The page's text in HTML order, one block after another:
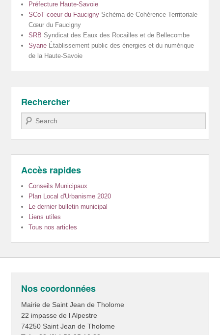
Préfecture Haute-Savoie
SCoT coeur du Faucigny Schéma de Cohérence Territoriale
Cœur du Faucigny
SRB Syndicat des Eaux des Rocailles et de Bellecombe
Syane Établissement public des énergies et du numérique
de la Haute-Savoie
Rechercher
Recherche
Accès rapides
Conseils Municipaux
Plan Local d'Urbanisme 2020
Le dernier bulletin municipal
Liens utiles
Tous nos articles
Nos coordonnées
Mairie de Saint Jean de Tholome
22 impasse de l Alpestre
74250 Saint Jean de Tholome